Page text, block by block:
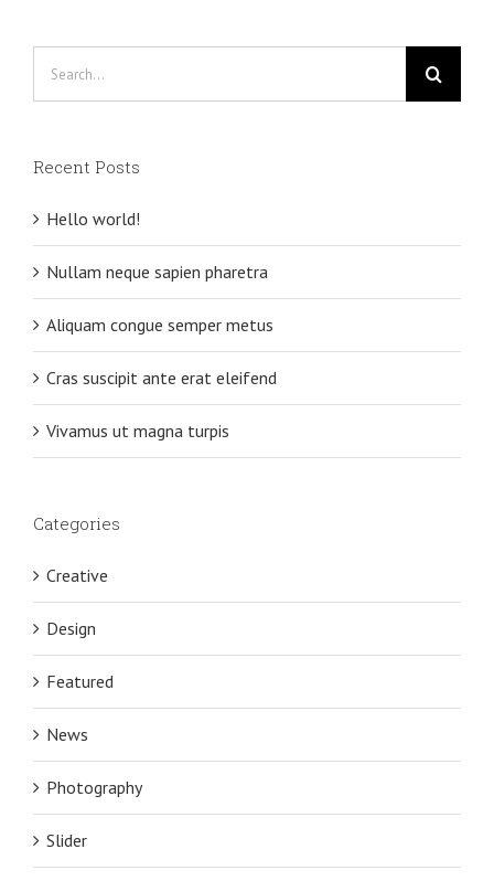
Recent Posts
Hello world!
Nullam neque sapien pharetra
Aliquam congue semper metus
Cras suscipit ante erat eleifend
Vivamus ut magna turpis
Categories
Creative
Design
Featured
News
Photography
Slider